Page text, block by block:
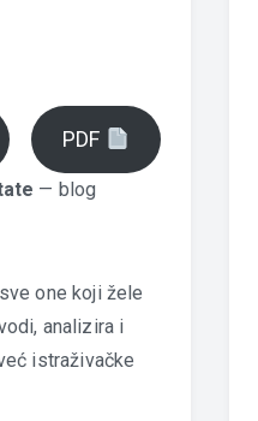
PDF
— blog
one koji žele
analizira i
istraživačke